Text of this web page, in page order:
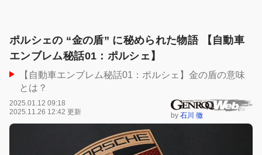
ポルシェの “金の盾” に秘められた物語 【自動車
エンブレム秘話01：ポルシェ】
【自動車エンブレム秘話01：ポルシェ】金の盾の意味
とは？
2025.01.12 09:18
2025.11.26 12:42 更新
by 石川 徹